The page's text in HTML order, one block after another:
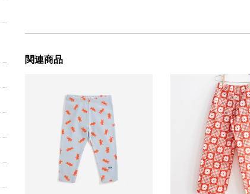
関連商品